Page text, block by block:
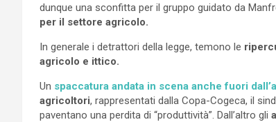
dunque una sconfitta per il gruppo guidato da
per il settore agricolo.
In generale i detrattori della legge, temono le
agricolo e ittico.
Un spaccatura andata in scena anche fuori
agricoltori, rappresentati dalla Copa-Cogeca, il
paventano una perdita di “produttività”. Dall’altro gli